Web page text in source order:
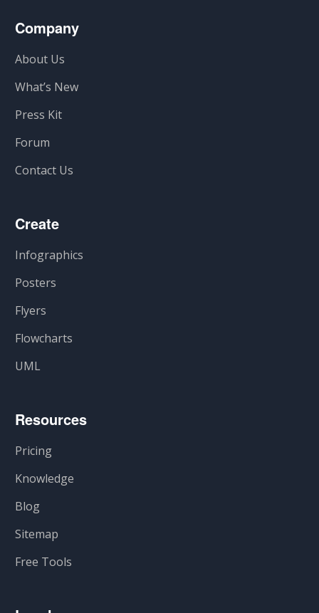
Company
About Us
What’s New
Press Kit
Forum
Contact Us
Create
Infographics
Posters
Flyers
Flowcharts
UML
Resources
Pricing
Knowledge
Blog
Sitemap
Free Tools